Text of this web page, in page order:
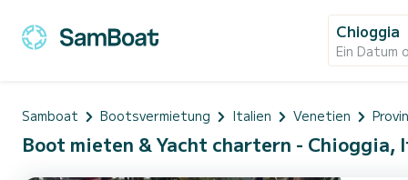
Chioggia
Ein Datum
Samboat Bootsvermietung Italien Venetien
Boot mieten & Yacht chartern - Chioggia,